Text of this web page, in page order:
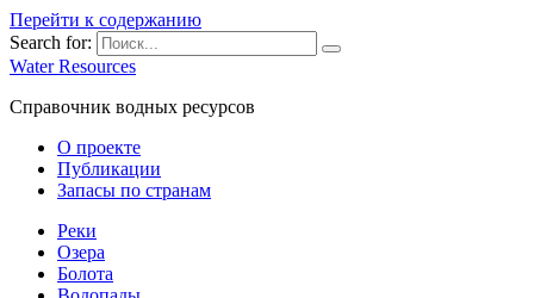
Перейти к содержанию
Search for:
Water Resources
Справочник водных ресурсов
О проекте
Публикации
Запасы по странам
Реки
Озера
Болота